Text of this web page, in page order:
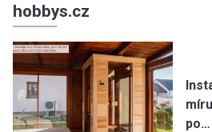
hobbys.cz
po…